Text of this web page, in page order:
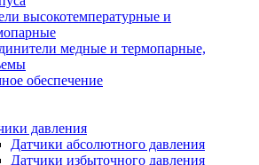
высокотемпературные и
медные и термопарные,
обеспечение
давления
Датчики абсолютного давления
Датчики избыточного давления